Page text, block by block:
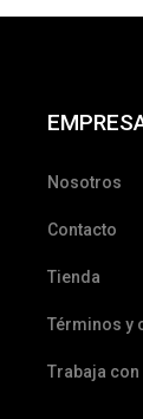
Nosotros
Contacto
Tienda
Términos y
Trabaja